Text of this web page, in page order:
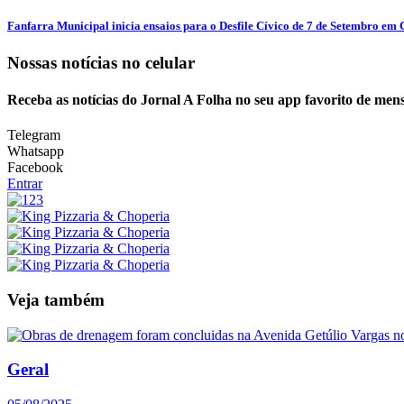
Fanfarra Municipal inicia ensaios para o Desfile Cívico de 7 de Setembro em
Nossas notícias no celular
Receba as notícias do Jornal A Folha no seu app favorito de
Telegram
Whatsapp
Facebook
Entrar
Veja também
Geral